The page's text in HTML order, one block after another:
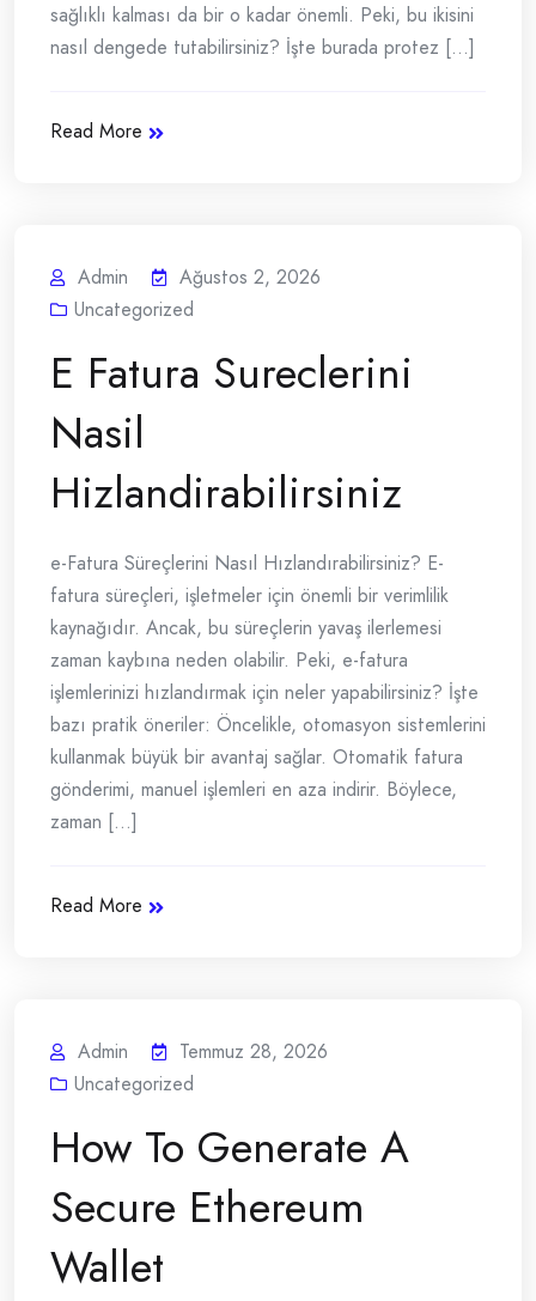
sağlıklı kalması da bir o kadar önemli. Peki, bu ikisini
nasıl dengede tutabilirsiniz? İşte burada protez [...]
Read More
Admin
Ağustos 2, 2026
Uncategorized
E Fatura Sureclerini
Nasil
Hizlandirabilirsiniz
e-Fatura Süreçlerini Nasıl Hızlandırabilirsiniz? E-
fatura süreçleri, işletmeler için önemli bir verimlilik
kaynağıdır. Ancak, bu süreçlerin yavaş ilerlemesi
zaman kaybına neden olabilir. Peki, e-fatura
işlemlerinizi hızlandırmak için neler yapabilirsiniz? İşte
bazı pratik öneriler: Öncelikle, otomasyon sistemlerini
kullanmak büyük bir avantaj sağlar. Otomatik fatura
gönderimi, manuel işlemleri en aza indirir. Böylece,
zaman [...]
Read More
Admin
Temmuz 28, 2026
Uncategorized
How To Generate A
Secure Ethereum
Wallet